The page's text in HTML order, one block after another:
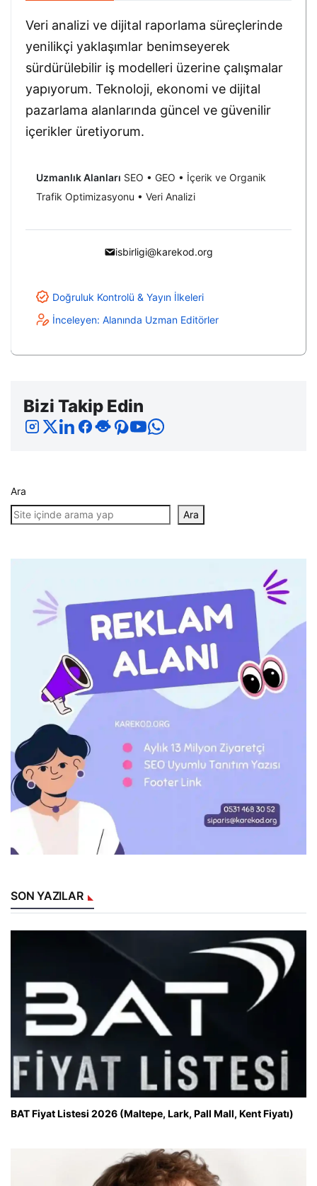
Veri analizi ve dijital raporlama süreçlerinde
yenilikçi yaklaşımlar benimseyerek
sürdürülebilir iş modelleri üzerine çalışmalar
yapıyorum. Teknoloji, ekonomi ve dijital
pazarlama alanlarında güncel ve güvenilir
içerikler üretiyorum.
Uzmanlık Alanları SEO • GEO • İçerik ve Organik
Trafik Optimizasyonu • Veri Analizi
isbirligi@karekod.org
Doğruluk Kontrolü & Yayın İlkeleri
İnceleyen: Alanında Uzman Editörler
Bizi Takip Edin
Ara
Ara
SON YAZILAR
BAT Fiyat Listesi 2026 (Maltepe, Lark, Pall Mall, Kent Fiyatı)